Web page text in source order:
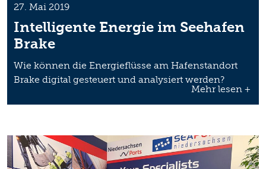
27. Mai 2019
Intelligente Energie im Seehafen
Brake
Wie können die Energieflüsse am Hafenstandort
Brake digital gesteuert und analysiert werden?
Mehr lesen +